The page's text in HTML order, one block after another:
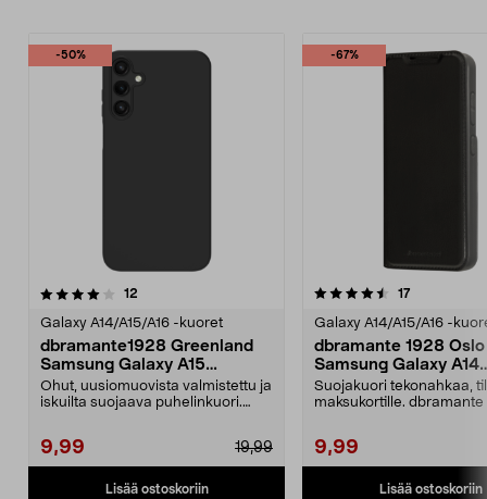
-50%
12
Galaxy A14/A15/A16 -kuoret
dbramante1928 Greenland
Samsung Galaxy A15
Suojakuori
Ohut, uusiomuovista valmistettu ja
iskuilta suojaava puhelinkuori.
9,99 19,99
Lisää ostoskoriin
-67%
4.5 viidestä
17arvostelut
Galaxy A14/A15/A16 -
dbramante 1928 Oslo
Samsung Galaxy A14
Lompakkokotelo
Suojakuori tekonahkaa,
maksukortille. dbramante
9,99
Lisää ostoskoriin
0.0 viidestä